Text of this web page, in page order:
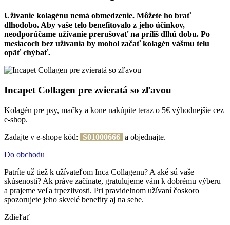
Užívanie kolagénu nemá obmedzenie. Môžete ho brať
dlhodobo. Aby vaše telo benefitovalo z jeho účinkov,
neodporúčame užívanie prerušovať na príliš dlhú dobu. Po
mesiacoch bez užívania by mohol začať kolagén vášmu telu
opäť chýbať.
Incapet Collagen pre zvieratá so zľavou
Kolagén pre psy, mačky a kone nakúpite teraz o 5€ výhodnejšie cez
e-shop.
Zadajte v e-shope kód:
S01000666 a objednajte.
Do obchodu
Patríte už tiež k užívateľom Inca Collagenu? A aké sú vaše
skúsenosti? Ak práve začínate, gratulujeme vám k dobrému výberu
a prajeme veľa trpezlivosti. Pri pravidelnom užívaní čoskoro
spozorujete jeho skvelé benefity aj na sebe.
Zdieľať